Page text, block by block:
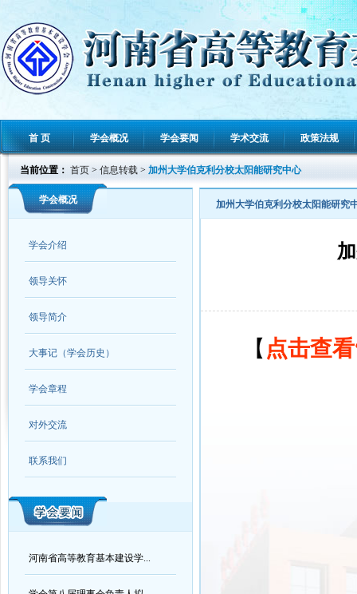
首 页 学会概况 学会要闻 学术交流 政策法规
当前位置： 首页 > 信息转载 > 加州大学伯克利分校太阳能研究中心
学会概况
学会介绍
领导关怀
领导简介
大事记（学会历史）
学会章程
对外交流
联系我们
河南省高等教育基本建设学...
加州大学伯克利分校太阳能研究
【 点击查